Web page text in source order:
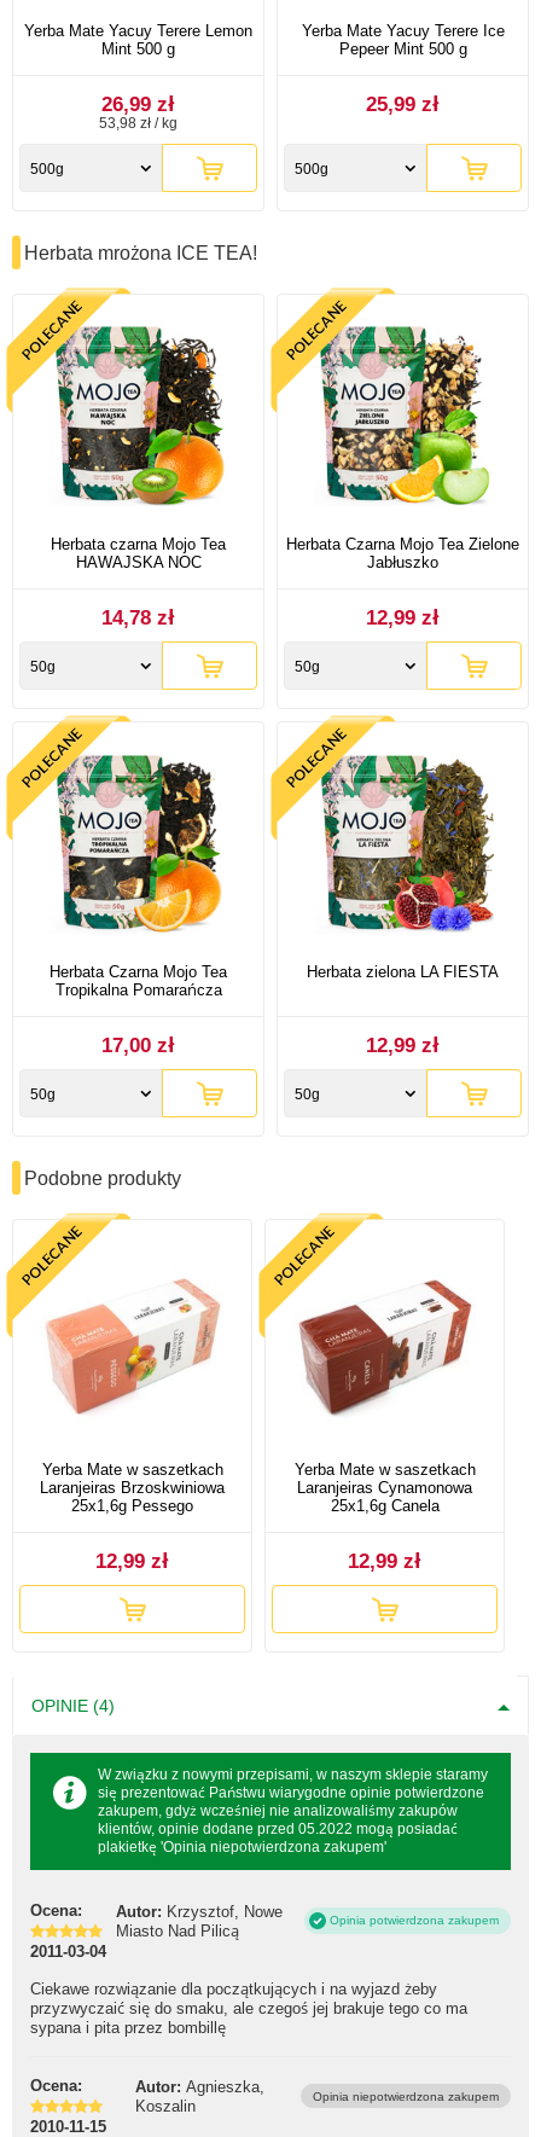
Yerba Mate Yacuy Terere Lemon
Mint 500 g
26,99 zł
53,98 zł / kg
500g
Yerba Mate Yacuy Terere Ice
Pepeer Mint 500 g
25,99 zł
500g
Herbata mrożona ICE TEA!
Herbata czarna Mojo Tea
HAWAJSKA NOC
14,78 zł
50g
Herbata Czarna Mojo Tea Zielone
Jabłuszko
12,99 zł
50g
Herbata Czarna Mojo Tea
Tropikalna Pomarańcza
17,00 zł
50g
Herbata zielona LA FIESTA
12,99 zł
50g
Podobne produkty
Yerba Mate w saszetkach
Laranjeiras Brzoskwiniowa
25x1,6g Pessego
12,99 zł
Yerba Mate w saszetkach
Laranjeiras Cynamonowa
25x1,6g Canela
12,99 zł
OPINIE (4)
W związku z nowymi przepisami, w naszym sklepie staramy
się prezentować Państwu wiarygodne opinie potwierdzone
zakupem, gdyż wcześniej nie analizowaliśmy zakupów
klientów, opinie dodane przed 05.2022 mogą posiadać
plakietkę 'Opinia niepotwierdzona zakupem'
Ocena: Autor: Krzysztof, Nowe
Miasto Nad Pilicą
Opinia potwierdzona zakupem
2011-03-04
Ciekawe rozwiązanie dla początkujących i na wyjazd żeby
przyzwyczaić się do smaku, ale czegoś jej brakuje tego co ma
sypana i pita przez bombillę
Ocena: Autor: Agnieszka,
Koszalin
Opinia niepotwierdzona zakupem
2010-11-15